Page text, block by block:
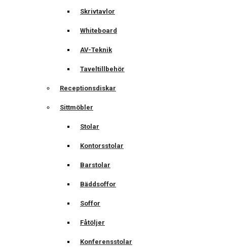
Skrivtavlor
Whiteboard
AV-Teknik
Taveltillbehör
Receptionsdiskar
Sittmöbler
Stolar
Kontorsstolar
Barstolar
Bäddsoffor
Soffor
Fåtöljer
Konferensstolar